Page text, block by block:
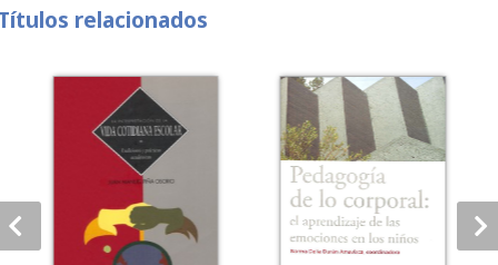
relacionados